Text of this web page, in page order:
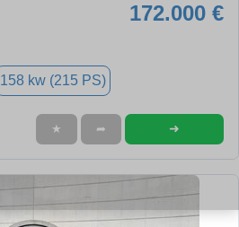
172.000 €
158 kw (215 PS)
★ ➦ ➜